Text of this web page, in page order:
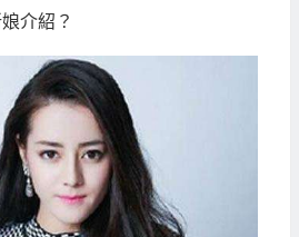
介紹？